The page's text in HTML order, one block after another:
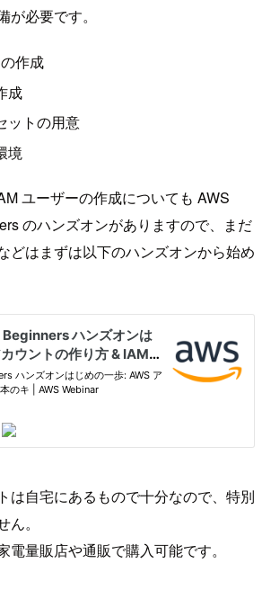
が必要です。
作成
成
ットの用意
境
ユーザーの作成についても AWS
のハンズオンがありますので、まだ
どはまずは以下のハンズオンから始め
は自宅にあるもので十分なので、特別
。
電量販店や通販で購入可能です。